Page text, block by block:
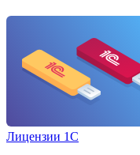
Лицензии 1С